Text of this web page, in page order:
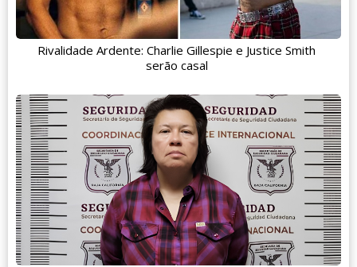
Rivalidade Ardente: Charlie Gillespie e Justice Smith
serão casal